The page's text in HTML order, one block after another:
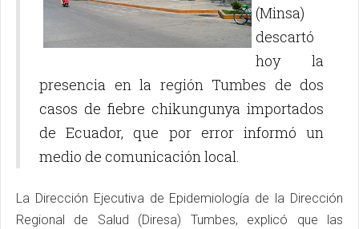
(Minsa)
descartó
hoy la
presencia en la región Tumbes de dos
casos de fiebre chikungunya importados
de Ecuador, que por error informó un
medio de comunicación local.
La Dirección Ejecutiva de Epidemiología de la Dirección
Regional de Salud (Diresa) Tumbes, explicó que las